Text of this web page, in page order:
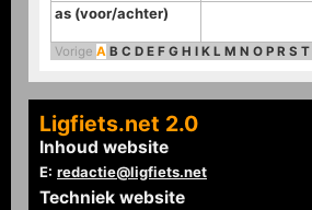
as (voor/achter)
Vorige A B C D E F G H I K L M N O P R S T
Ligfiets.net 2.0
Inhoud website
E: redactie@ligfiets.net
Techniek website